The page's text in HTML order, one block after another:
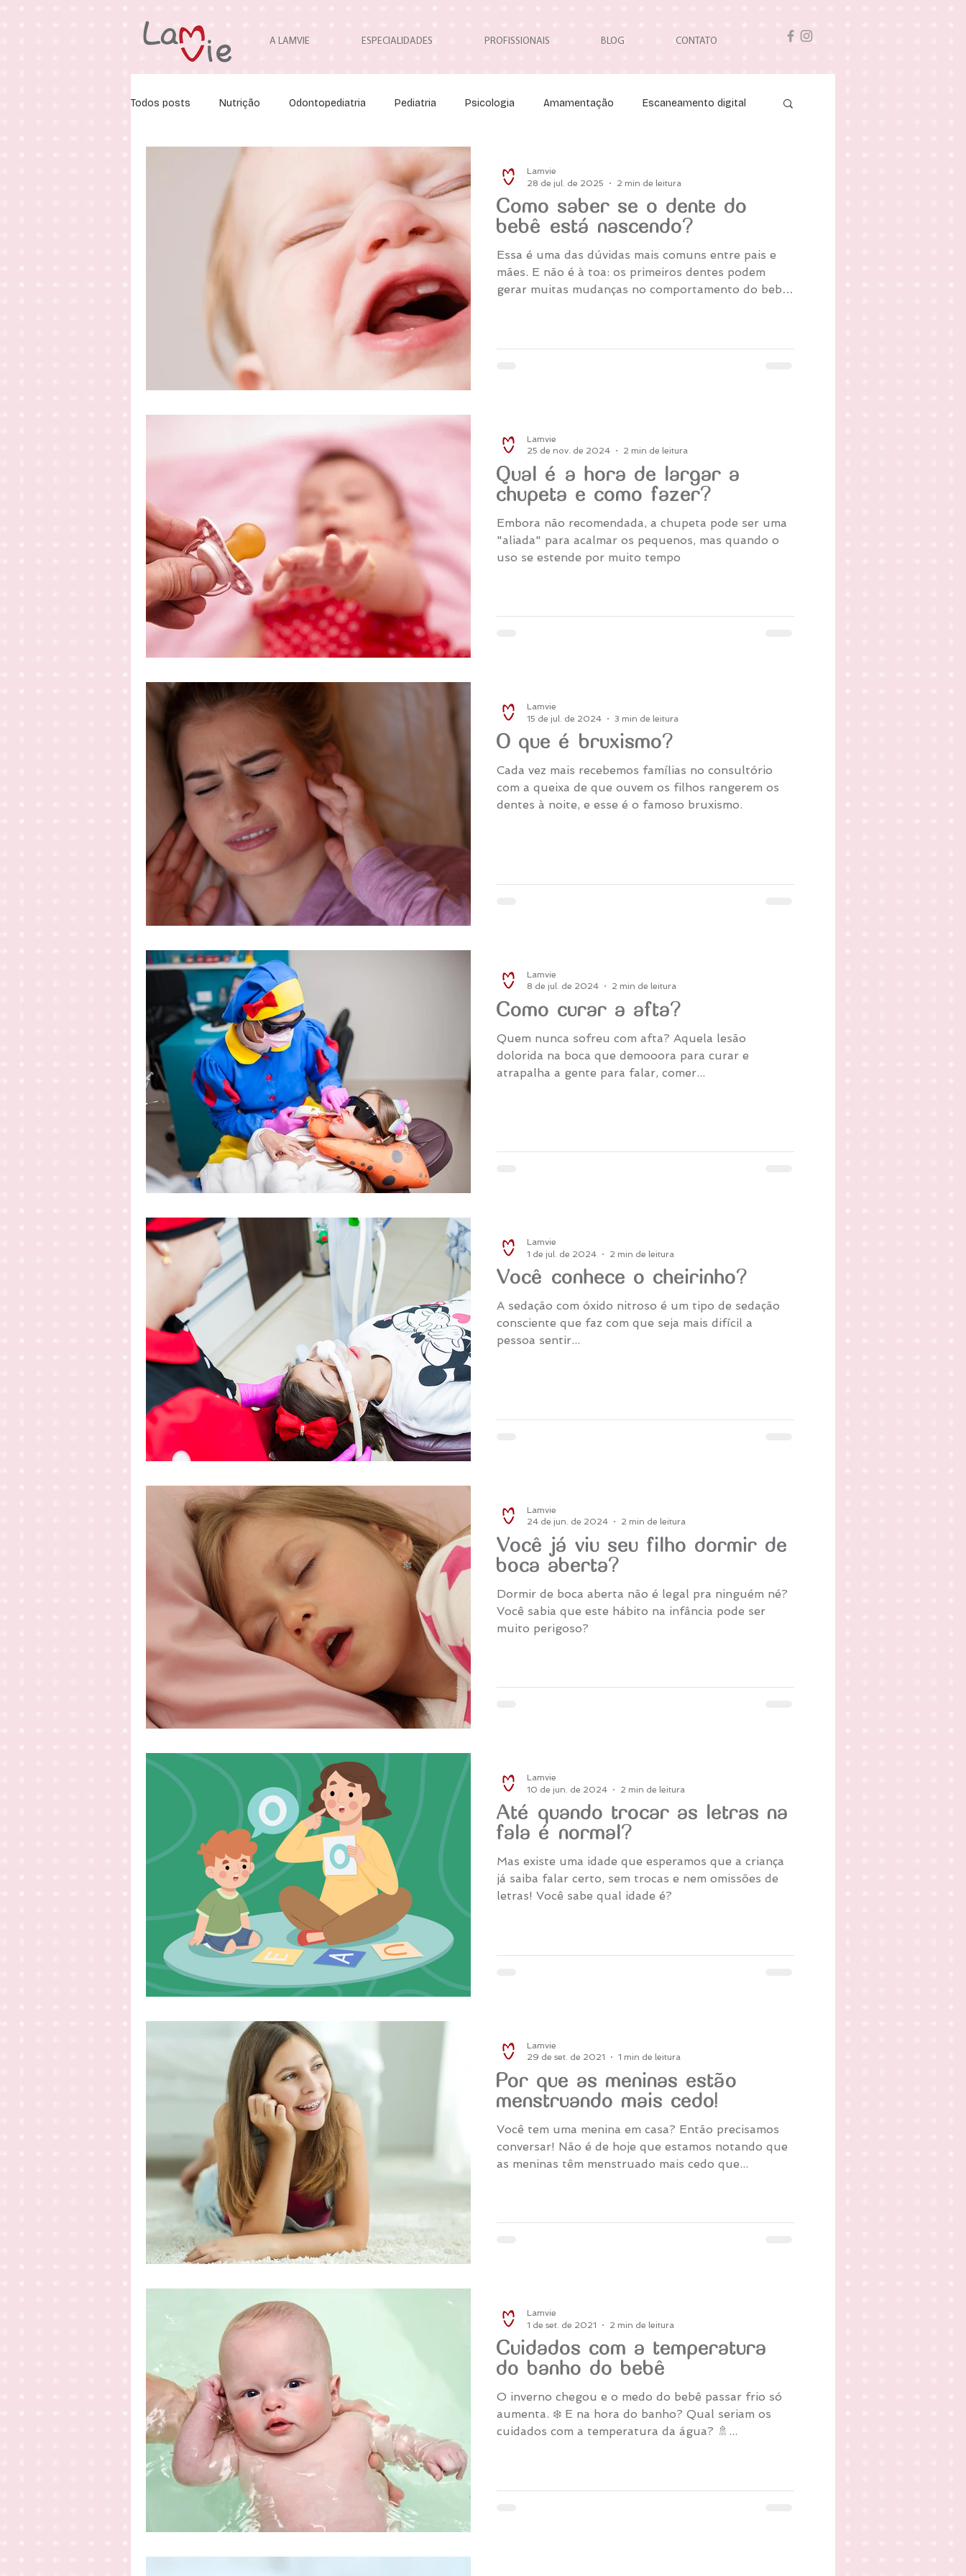
A LAMVIE ESPECIALIDADES PROFISSIONAIS BLOG CONTATO
Todos posts Nutrição Odontopediatria Pediatria Psicologia Amamentação Escaneamento digital
Neuropediatria
Fisioterapia Pediátrica
Como saber se o dente do
bebê está nascendo?
Essa é uma das dúvidas mais comuns entre pais e
mães. E não é à toa: os primeiros dentes podem
gerar muitas mudanças no comportamento do bebê,
Lamvie
28 de jul. de 2025
2 min de leitura
Qual é a hora de largar a
chupeta e como fazer?
Embora não recomendada, a chupeta pode ser uma
"aliada" para acalmar os pequenos, mas quando o
uso se estende por muito tempo
Lamvie
25 de nov. de 2024
2 min de leitura
O que é bruxismo?
Cada vez mais recebemos famílias no consultório
com a queixa de que ouvem os filhos rangerem os
dentes à noite, e esse é o famoso bruxismo.
Lamvie
15 de jul. de 2024
3 min de leitura
Como curar a afta?
Quem nunca sofreu com afta? Aquela lesão
dolorida na boca que demooora para curar e
atrapalha a gente para falar, comer...
Lamvie
8 de jul. de 2024
2 min de leitura
Você conhece o cheirinho?
A sedação com óxido nitroso é um tipo de sedação
consciente que faz com que seja mais difícil a
pessoa sentir...
Lamvie
1 de jul. de 2024
2 min de leitura
Você já viu seu filho dormir de
boca aberta?
Dormir de boca aberta não é legal pra ninguém né?
Você sabia que este hábito na infância pode ser
muito perigoso?
Lamvie
24 de jun. de 2024
2 min de leitura
Até quando trocar as letras na
fala é normal?
Mas existe uma idade que esperamos que a criança
já saiba falar certo, sem trocas e nem omissões de
letras! Você sabe qual idade é?
Lamvie
10 de jun. de 2024
2 min de leitura
Por que as meninas estão
menstruando mais cedo!
Você tem uma menina em casa? Então precisamos
conversar! Não é de hoje que estamos notando que
as meninas têm menstruado mais cedo que...
Lamvie
29 de set. de 2021
1 min de leitura
Cuidados com a temperatura
do banho do bebê
O inverno chegou e o medo do bebê passar frio só
aumenta. ❄️ E na hora do banho? Qual seriam os
cuidados com a temperatura da água? 🚿...
Lamvie
1 de set. de 2021
2 min de leitura